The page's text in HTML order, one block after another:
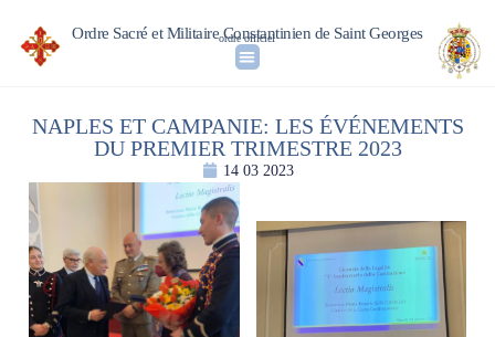
Ordre Sacré et Militaire Constantinien de Saint Georges
ordre officiel
NAPLES ET CAMPANIE: LES ÉVÉNEMENTS
DU PREMIER TRIMESTRE 2023
14 03 2023